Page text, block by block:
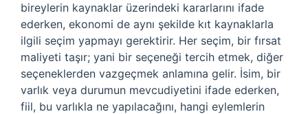
bireylerin kaynaklar üzerindeki kararlarını ifade
ederken, ekonomi de aynı şekilde kıt kaynaklarla
ilgili seçim yapmayı gerektirir. Her seçim, bir fırsat
maliyeti taşır; yani bir seçeneği tercih etmek, diğer
seçeneklerden vazgeçmek anlamına gelir. İsim, bir
varlık veya durumun mevcudiyetini ifade ederken,
fiil, bu varlıkla ne yapılacağını, hangi eylemlerin